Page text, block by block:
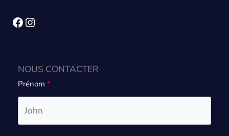
Facebook
Instagram
NOUS CONTACTER
Prénom